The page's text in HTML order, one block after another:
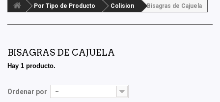
Por Tipo de Producto Colision Bisagras de Cajuela
BISAGRAS DE CAJUELA
Hay 1 producto.
Ordenar por --